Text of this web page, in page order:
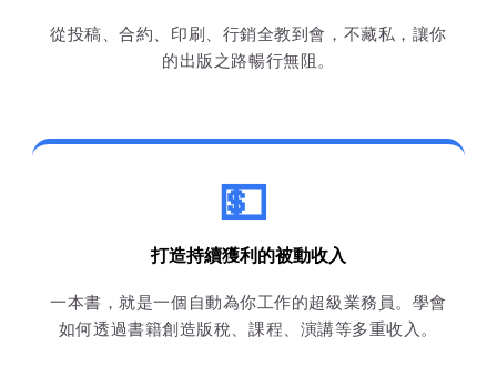
從投稿、合約、印刷、行銷全教到會，不藏私，讓你
的出版之路暢行無阻。
💵
打造持續獲利的被動收入
一本書，就是一個自動為你工作的超級業務員。學會
如何透過書籍創造版稅、課程、演講等多重收入。